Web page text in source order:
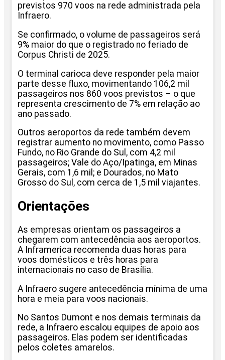
previstos 970 voos na rede administrada pela
Infraero.
Se confirmado, o volume de passageiros será
9% maior do que o registrado no feriado de
Corpus Christi de 2025.
O terminal carioca deve responder pela maior
parte desse fluxo, movimentando 106,2 mil
passageiros nos 860 voos previstos – o que
representa crescimento de 7% em relação ao
ano passado.
Outros aeroportos da rede também devem
registrar aumento no movimento, como Passo
Fundo, no Rio Grande do Sul, com 4,2 mil
passageiros; Vale do Aço/Ipatinga, em Minas
Gerais, com 1,6 mil; e Dourados, no Mato
Grosso do Sul, com cerca de 1,5 mil viajantes.
Orientações
As empresas orientam os passageiros a
chegarem com antecedência aos aeroportos.
A Inframerica recomenda duas horas para
voos domésticos e três horas para
internacionais no caso de Brasília.
A Infraero sugere antecedência mínima de uma
hora e meia para voos nacionais.
No Santos Dumont e nos demais terminais da
rede, a Infraero escalou equipes de apoio aos
passageiros. Elas podem ser identificadas
pelos coletes amarelos.